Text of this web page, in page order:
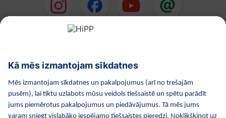
HiPP Mazuļa ēdināšana
HiPP Kosmētika
HiPP Grūtniecība
Privātuma politika Lietošanas noteikumi